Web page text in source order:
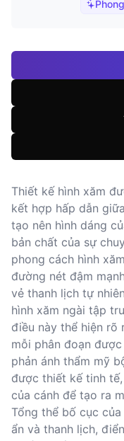
Thiết kế hình xăm
kết hợp hấp dẫn
tạo nên hình dáng
bản chất của sự
phong cách hình
đường nét đậm
vẻ thanh lịch tự
hình xăm ngài tập
điều này thể hiện rõ
mỗi phân đoạn
phản ánh thẩm mỹ
được thiết kế tinh
của cánh để tạo ra
Tổng thể bố cục
ẩn và thanh lịch,